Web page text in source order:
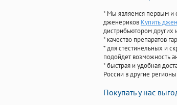
* Мы являемся первым и
дженериков Купить
дистрибьютором других
* качество препаратов
* для стестинельных и
подойдет возможность
* быстрая и удобная
России в другие
Покупать у нас